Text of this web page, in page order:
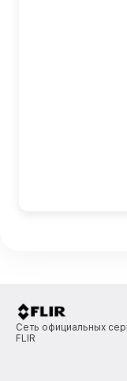
Сеть официальных
FLIR